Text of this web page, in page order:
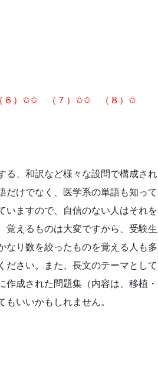
６）✩✩ （７）✩✩ （８）✩
る、和訳など様々な設問で構成され
だけでなく、医学系の単語も知って
いますので、自信のない人はそれを
覚えるものは大変ですから、受験生
なり数を絞ったものを覚える人も多
ださい。また、長文のテーマとして
成された問題集（内容は、移植・
いいかもしれません。